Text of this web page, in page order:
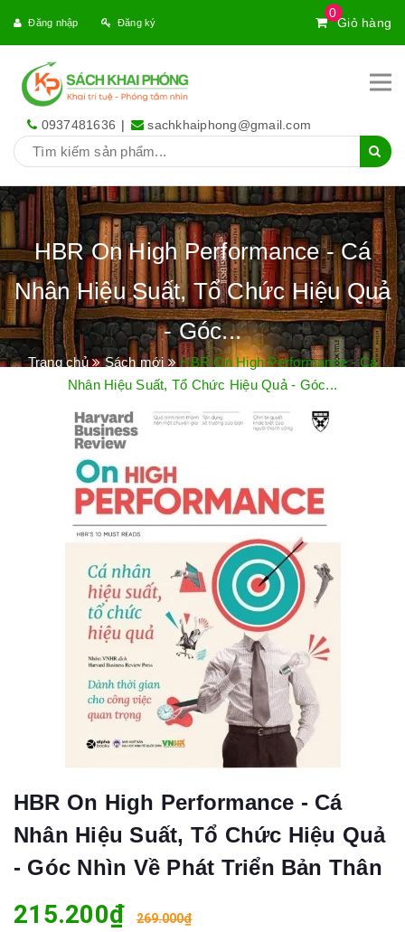
0
Giỏ hàng
Đăng nhập Đăng ký
0937481636 | sachkhaiphong@gmail.com
HBR On High Performance - Cá
Nhân Hiệu Suất, Tổ Chức Hiệu Quả
- Góc...
Trang chủ Sách mới
HBR On High Performance - Cá
Nhân Hiệu Suất, Tổ Chức Hiệu Quả - Góc...
HBR On High Performance - Cá
Nhân Hiệu Suất, Tổ Chức Hiệu Quả
- Góc Nhìn Về Phát Triển Bản Thân
215.200₫ 269.000₫